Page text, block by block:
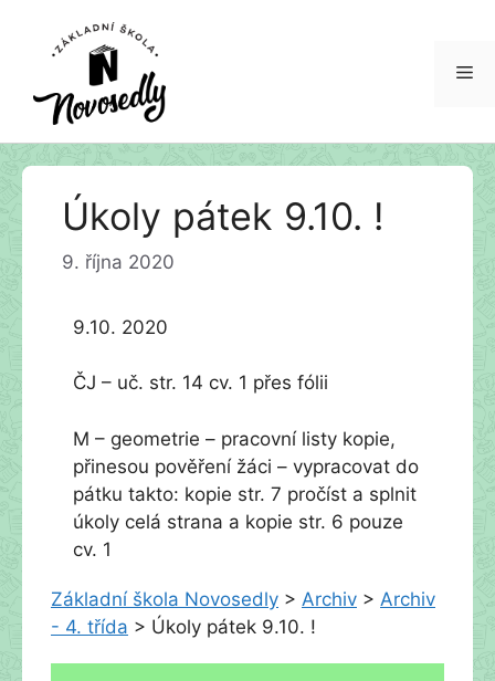
Přeskočit
Úkoly pátek 9.10. !
9. října 2020
9.10. 2020
ČJ – uč. str. 14 cv. 1 přes fólii
M – geometrie – pracovní listy kopie,
přinesou pověření žáci – vypracovat do
pátku takto: kopie str. 7 pročíst a splnit
úkoly celá strana a kopie str. 6 pouze
cv. 1
Základní škola Novosedly > Archiv > Archiv
- 4. třída > Úkoly pátek 9.10. !